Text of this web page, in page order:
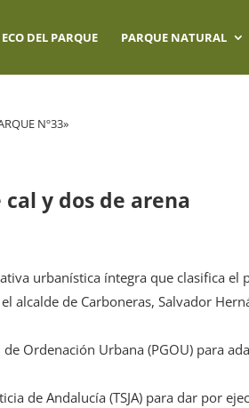
ECO DEL PARQUE PARQUE NATURAL
Nº33»
y dos de arena
urbanística íntegra que clasifica el
alcalde de Carboneras, Salvador
Ordenación Urbana (PGOU) para
de Andalucía (TSJA) para dar por